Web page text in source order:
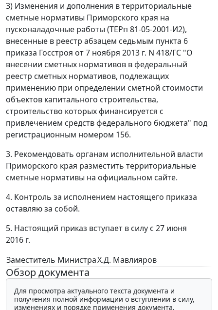
3) Изменения и дополнения в территориальные
сметные нормативы Приморского края на
пусконаладочные работы (ТЕРп 81-05-2001-И2),
внесенные в реестр абзацем седьмым пункта 6
приказа Госстроя от 7 ноября 2013 г. N 418/ГС "О
внесении сметных нормативов в федеральный
реестр сметных нормативов, подлежащих
применению при определении сметной стоимости
объектов капитального строительства,
строительство которых финансируется с
привлечением средств федерального бюджета" под
регистрационным номером 156.
3. Рекомендовать органам исполнительной власти
Приморского края разместить территориальные
сметные нормативы на официальном сайте.
4. Контроль за исполнением настоящего приказа
оставляю за собой.
5. Настоящий приказ вступает в силу с 27 июня
2016 г.
Заместитель МинистраХ.Д. Мавлияров
Обзор документа
Для просмотра актуального текста документа и
получения полной информации о вступлении в силу,
изменениях и порядке применения документа,